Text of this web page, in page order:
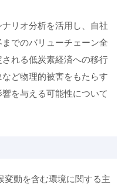
リオ分析を活用し、自社
でのバリューチェーン全
れる低炭素経済への移行
ど物理的被害をもたらす
を与える可能性について
動を含む環境に関する主